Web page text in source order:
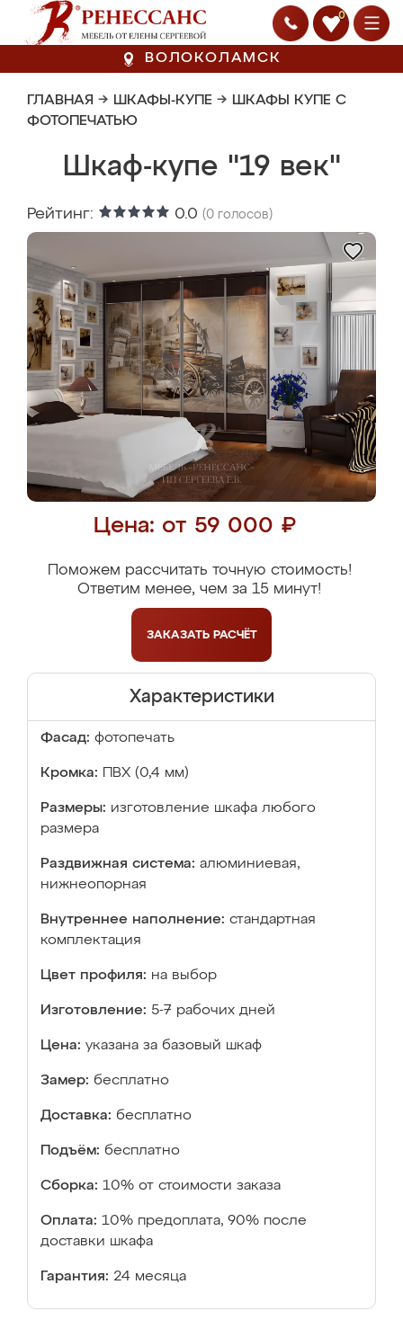
0
ВОЛОКОЛАМСК
ГЛАВНАЯ → ШКАФЫ-КУПЕ → ШКАФЫ КУПЕ С
ФОТОПЕЧАТЬЮ
Шкаф-купе "19 век"
Рейтинг: 0.0 (0 голосов)
Цена: от 59 000 ₽
Поможем рассчитать точную стоимость!
Ответим менее, чем за 15 минут!
ЗАКАЗАТЬ РАСЧЁТ
Характеристики
Фасад: фотопечать
Кромка: ПВХ (0,4 мм)
Размеры: изготовление шкафа любого
размера
Раздвижная система: алюминиевая,
нижнеопорная
Внутреннее наполнение: стандартная
комплектация
Цвет профиля: на выбор
Изготовление: 5-7 рабочих дней
Цена: указана за базовый шкаф
Замер: бесплатно
Доставка: бесплатно
Подъём: бесплатно
Сборка: 10% от стоимости заказа
Оплата: 10% предоплата, 90% после
доставки шкафа
Гарантия: 24 месяца